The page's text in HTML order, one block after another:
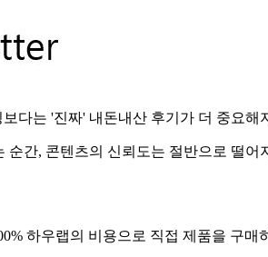
다는 '진짜' 내돈내산 후기가 더 중요해
간, 콘텐츠의 신뢰도는 절반으로 떨어
하우랩의 비용으로 직접 제품을 구